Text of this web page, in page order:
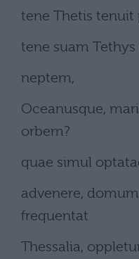
tene Thetis tenuit
tene suam
neptem,
Oceanusque,
orbem?
quae simul
advenere,
frequentat
Thessalia,